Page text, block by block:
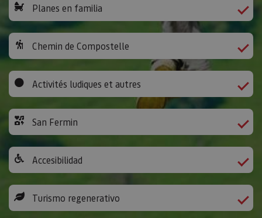
Planes en familia
Chemin de Compostelle
Activités ludiques et autres
San Fermin
Accesibilidad
Turismo regenerativo